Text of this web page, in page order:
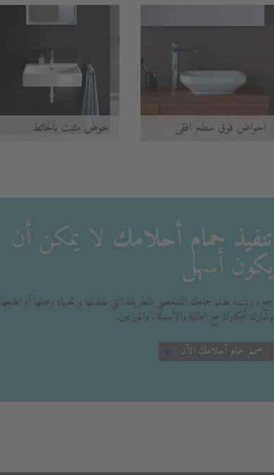
أحواض فوق سطح أفقي حوض مثبت بالحائط
تنفيذ حمام أحلامك لا يمكن أن
يكون أسهل
جمع، رتب، عدل حمامك الشخصي بالطريقة التي تفضلها و تحبها، وسجلها أو اطبعها
وشارك أفكارك مع العائلة والأصدقاء والموزعين.
صمم حمام أحلامك الآن